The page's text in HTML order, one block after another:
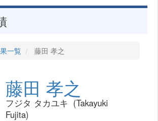
一覧 藤田 孝之
藤田 孝之
フジタ タカユキ (Takayuki
Fujita)